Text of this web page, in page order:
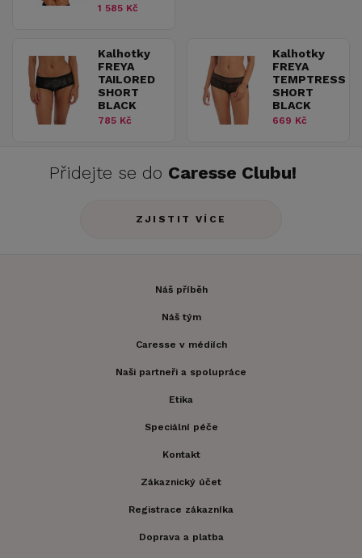
1 585 Kč
Kalhotky
FREYA
TAILORED
SHORT
BLACK
785 Kč
Kalhotky
FREYA
TEMPTRESS
SHORT
BLACK
669 Kč
Přidejte se do Caresse Clubu!
ZJISTIT VÍCE
Náš příběh
Náš tým
Caresse v médiích
Naši partneři a spolupráce
Etika
Speciální péče
Kontakt
Zákaznický účet
Registrace zákazníka
Doprava a platba